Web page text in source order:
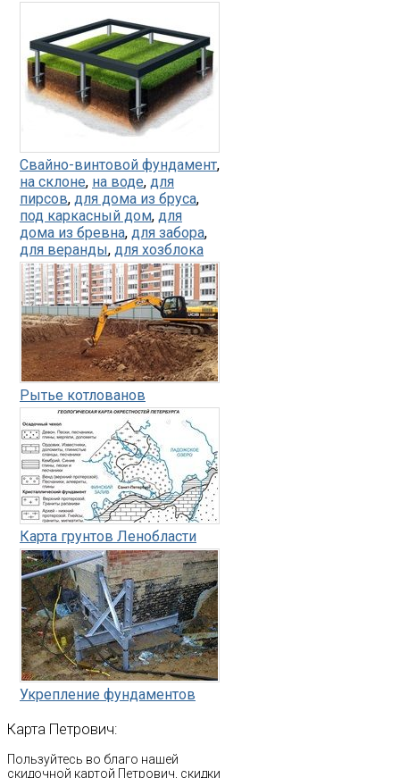
Свайно-винтовой фундамент,
на склоне, на воде, для
пирсов, для дома из бруса,
под каркасный дом, для
дома из бревна, для забора,
для веранды, для хозблока
Рытье котлованов
Карта грунтов Ленобласти
Укрепление фундаментов
Карта Петрович:
Пользуйтесь во благо нашей
скидочной картой Петрович, скидки